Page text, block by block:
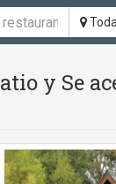
y Se